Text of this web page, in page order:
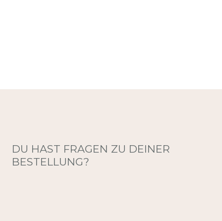
DU HAST FRAGEN ZU DEINER
BESTELLUNG?